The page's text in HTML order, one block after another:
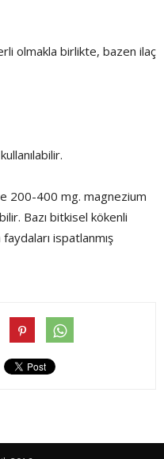
olmakla birlikte, bazen ilaç
200-400 mg. magnezium
Bazı bitkisel kökenli
ispatlanmış